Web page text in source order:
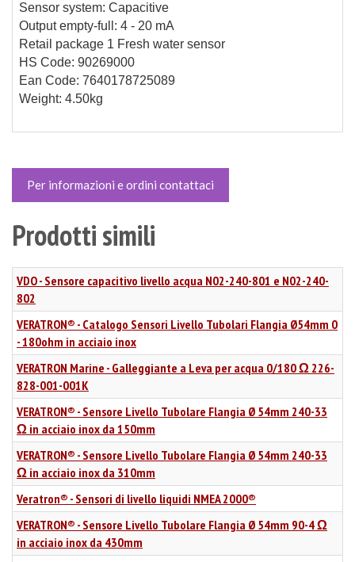
Sensor system: Capacitive
Output empty-full: 4 - 20 mA
Retail package 1 Fresh water sensor
HS Code: 90269000
Ean Code: 7640178725089
Weight: 4.50kg
Per informazioni e ordini contattaci
Prodotti simili
VDO - Sensore capacitivo livello acqua N02-240-801 e N02-240-
802
VERATRON® - Catalogo Sensori Livello Tubolari Flangia Ø54mm 0
- 180ohm in acciaio inox
VERATRON Marine - Galleggiante a Leva per acqua 0/180 Ω 226-
828-001-001K
VERATRON® - Sensore Livello Tubolare Flangia Ø 54mm 240-33
Ω in acciaio inox da 150mm
VERATRON® - Sensore Livello Tubolare Flangia Ø 54mm 240-33
Ω in acciaio inox da 310mm
Veratron® - Sensori di livello liquidi NMEA 2000®
VERATRON® - Sensore Livello Tubolare Flangia Ø 54mm 90-4 Ω
in acciaio inox da 430mm